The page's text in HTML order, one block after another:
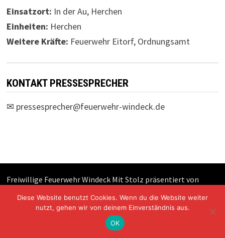
Einsatzort: In der Au, Herchen
Einheiten: Herchen
Weitere Kräfte: Feuerwehr Eitorf, Ordnungsamt
KONTAKT PRESSESPRECHER
✉ pressesprecher@feuerwehr-windeck.de
Freiwillige Feuerwehr Windeck Mit Stolz präsentiert von
Diese Website benutzt Cookies. Wenn du die Website weiter
nutzt, gehen wir von deinem Einverständnis aus.
OK